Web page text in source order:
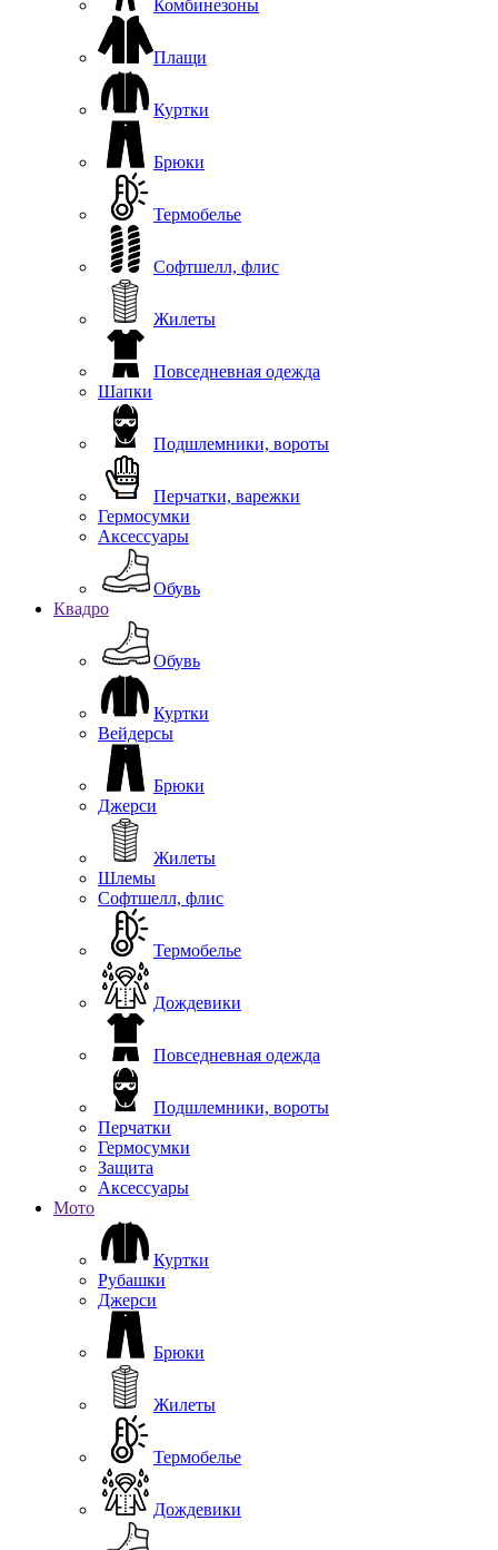
Комбинезоны
Плащи
Куртки
Брюки
Термобелье
Софтшелл, флис
Жилеты
Повседневная одежда
Шапки
Подшлемники, вороты
Перчатки, варежки
Гермосумки
Аксессуары
Обувь
Квадро
Обувь
Куртки
Вейдерсы
Брюки
Джерси
Жилеты
Шлемы
Софтшелл, флис
Термобелье
Дождевики
Повседневная одежда
Подшлемники, вороты
Перчатки
Гермосумки
Защита
Аксессуары
Мото
Куртки
Рубашки
Джерси
Брюки
Жилеты
Термобелье
Дождевики